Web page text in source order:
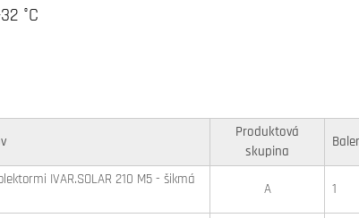
°C
Produktová
skupina
IVAR.SOLAR 210 M5 - šikmá
A 1